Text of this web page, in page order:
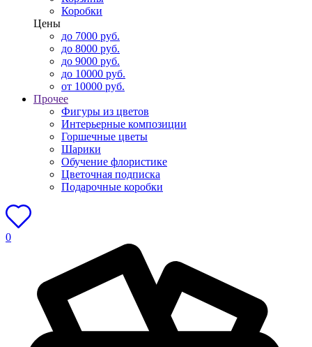
Коробки
Цены
до 7000 руб.
до 8000 руб.
до 9000 руб.
до 10000 руб.
от 10000 руб.
Прочее
Фигуры из цветов
Интерьерные композиции
Горшечные цветы
Шарики
Обучение флористике
Цветочная подписка
Подарочные коробки
0